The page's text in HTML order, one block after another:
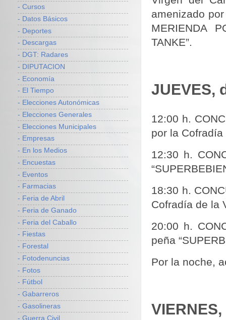
amenizado
MERIENDA
TANKE”.
JUEVES,
12:00 h.
por la
12:30 h.
18:30 h.
Cofradía de la
20:00 h.
peña
Por la noche,
- Cursos
- Datos Básicos
- Deportes
- Descargas
- DGT: Radares
- DIPUTACION
- Economía
- El Tiempo
- Elecciones Autonómicas
- Elecciones Generales
- Elecciones Municipales
- Empresas
- En los Medios
- Encuestas
- Eventos
- Farmacias
- Feria de Abril
- Feria de Ganado
- Feria del Caballo
- Fiestas
- Forestal
- Fotodenuncias
- Fotos
- Fútbol
- Gabarreros
- Gasolineras
- Guerra Civil